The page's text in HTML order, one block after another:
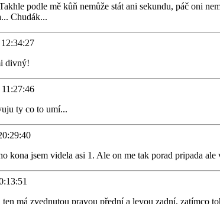
podle mě kůň nemůže stát ani sekundu, páč oni
Chudák...
divný!
ty co to umí...
kona jsem videla asi 1. Ale on me tak porad pripada
má zvednutou pravou přední a levou zadní, zatímco